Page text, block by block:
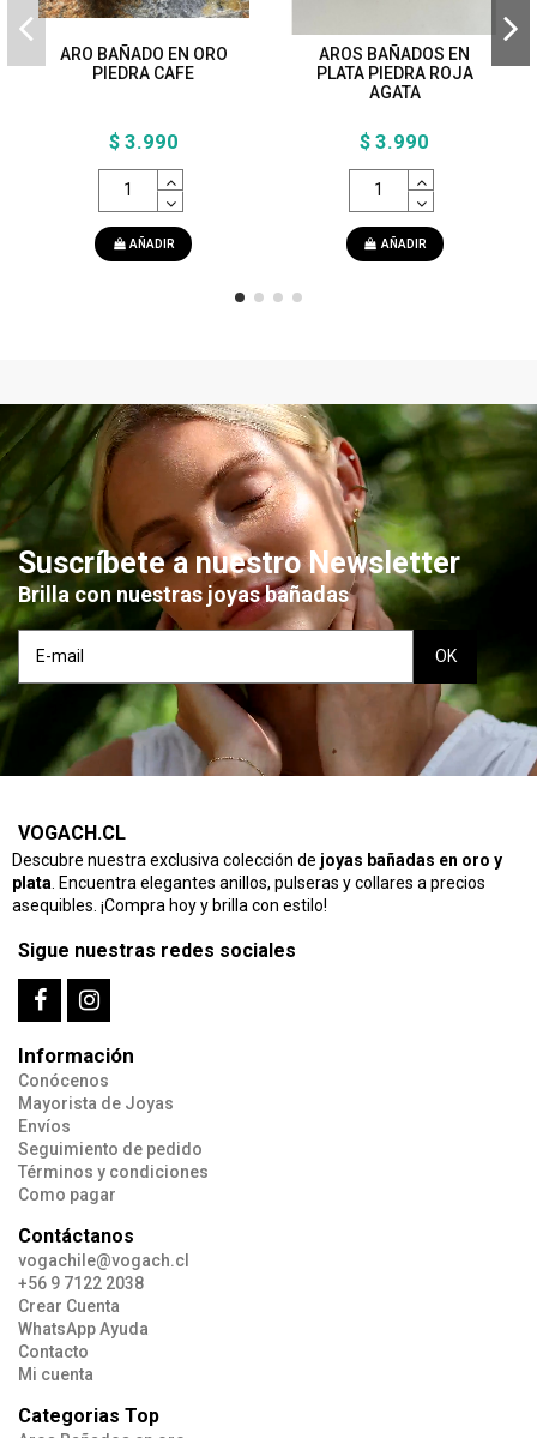
ARO BAÑADO EN ORO
PIEDRA CAFE
$ 3.990
AÑADIR
AROS BAÑADOS EN
PLATA PIEDRA ROJA
AGATA
$ 3.990
AÑADIR
Suscríbete a nuestro Newsletter
Brilla con nuestras joyas bañadas
VOGACH.CL
Descubre nuestra exclusiva colección de joyas bañadas en oro y
plata. Encuentra elegantes anillos, pulseras y collares a precios
asequibles. ¡Compra hoy y brilla con estilo!
Sigue nuestras redes sociales
Información
Conócenos
Mayorista de Joyas
Envíos
Seguimiento de pedido
Términos y condiciones
Como pagar
Contáctanos
vogachile@vogach.cl
+56 9 7122 2038
Crear Cuenta
WhatsApp Ayuda
Contacto
Mi cuenta
Categorias Top